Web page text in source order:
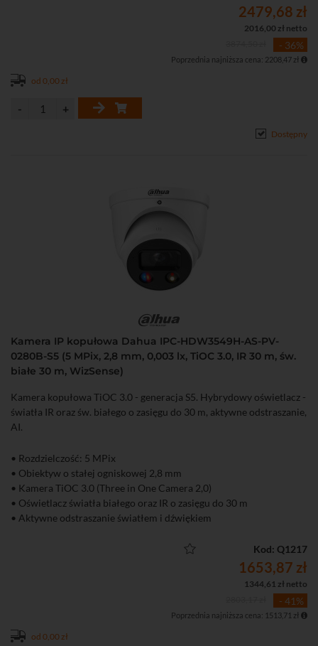
• Inteligentne zdarzenia: wykrywanie przekroczenia linii oraz ruchu
w strefie (wejście i wyjście)
• Inteligentna detekcja ruchu SMD4.0 (Smart Motion Detection 4.0)
• Protokół RTMP, pozwalający przesłać strumień audio wideo
bezpośrednio na popularne platformy streamingowe jak Youtube,
• Możliwość nagrywania na kartę microSD
• Zasilanie DC 12 V lub PoE (802.3af)
2479,68 zł
2016,00 zł netto
- 36%
Poprzednia najniższa cena: 2208,47 zł
od 0,00 zł
Dostępny
Kamera IP kopułowa Dahua IPC-HDW3549H-AS-PV-
0280B-S5 (5 MPix, 2,8 mm, 0,003 lx, TiOC 3.0, IR 30 m, św.
białe 30 m, WizSense)
Kamera kopułowa TiOC 3.0 - generacja S5. Hybrydowy oświetlacz -
światła IR oraz św. białego o zasięgu do 30 m, aktywne odstraszanie,
AI.
• Rozdzielczość: 5 MPix
• Obiektyw o stałej ogniskowej 2,8 mm
• Kamera TiOC 3.0 (Three in One Camera 2,0)
• Oświetlacz światła białego oraz IR o zasięgu do 30 m
• Aktywne odstraszanie światłem i dźwiękiem
Kod: Q1217
1653,87 zł
1344,61 zł netto
- 41%
Poprzednia najniższa cena: 1513,71 zł
od 0,00 zł